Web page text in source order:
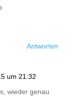
Antworten
um 21:32
wieder genau